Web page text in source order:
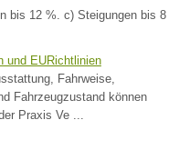
bis 12 %. c) Steigungen bis 8
und EURichtlinien
Fahrweise,
Fahrzeugzustand können
Praxis Ve ...